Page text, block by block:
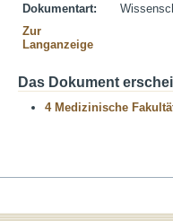
Dokumentart:
Zur
Langanzeige
Das Dokument
4 Medizinische